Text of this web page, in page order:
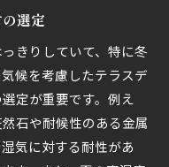
技術
ン
能な設計
材選び
現するテラス
選定
きりしていて、特に冬
候を考慮したテラスデ
定が重要です。例え
石や耐候性のある金属
気に対する耐性があ